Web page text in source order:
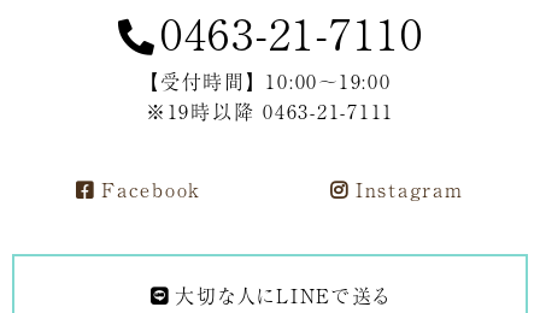
0463-21-7110
【受付時間】 10:00～19:00
※19時以降 0463-21-7111
Facebook Instagram
大切な人にLINEで送る